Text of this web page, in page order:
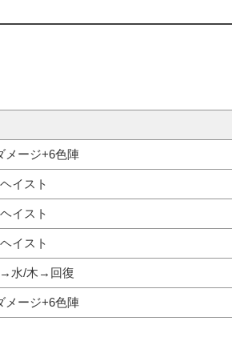
メージ+6色陣
イスト
イスト
イスト
→水/木→回復
メージ+6色陣